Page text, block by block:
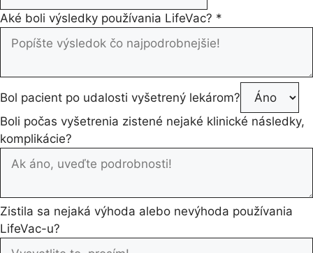
Aké boli výsledky používania LifeVac? *
Bol pacient po udalosti vyšetrený lekárom?
Boli počas vyšetrenia zistené nejaké klinické následky,
komplikácie?
Zistila sa nejaká výhoda alebo nevýhoda používania
LifeVac-u?